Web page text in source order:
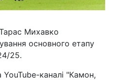
Михавко
основного етапу
25.
YouTube-каналі "Камон,